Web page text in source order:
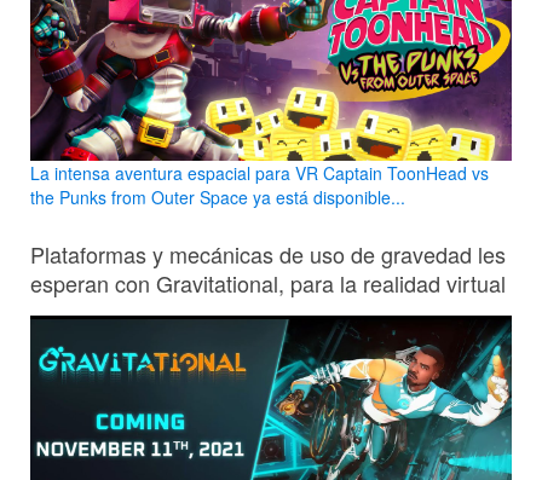
La intensa aventura espacial para VR Captain ToonHead vs
the Punks from Outer Space ya está disponible...
Plataformas y mecánicas de uso de gravedad les
esperan con Gravitational, para la realidad virtual